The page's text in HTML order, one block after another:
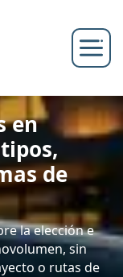
en
de
la elección e
sin
o rutas de